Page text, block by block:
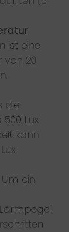
ist eine
20
die
Lux
kann
ein